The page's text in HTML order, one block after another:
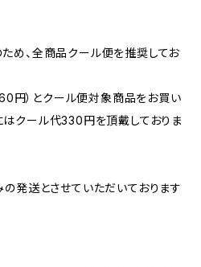
め、全商品クール便を推奨してお
円）とクール便対象商品をお買い
はクール代330円を頂戴しておりま
発送とさせていただいております